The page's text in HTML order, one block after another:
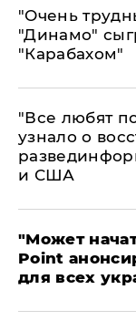
"Очень
"Динамо"
"Карабахом"
​"Все любят
узнало о
и США
"Может
Point
для всех